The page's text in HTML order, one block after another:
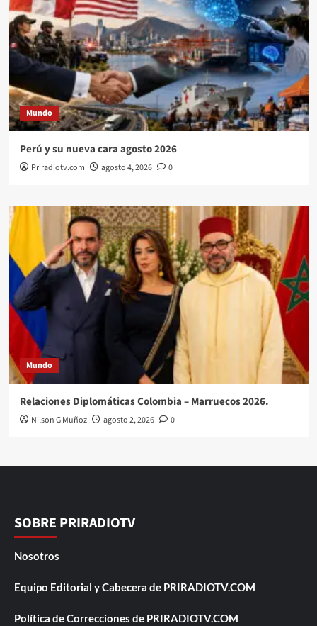
Mundo
Perú y su nueva cara agosto 2026
Priradiotv.com agosto 4, 2026 0
Mundo
Relaciones Diplomáticas Colombia – Marruecos 2026.
Nilson G Muñoz agosto 2, 2026 0
SOBRE PRIRADIOTV
Nosotros
Equipo Editorial y Cabecera de PRIRADIOTV.COM
Política de Correcciones de PRIRADIOTV.COM